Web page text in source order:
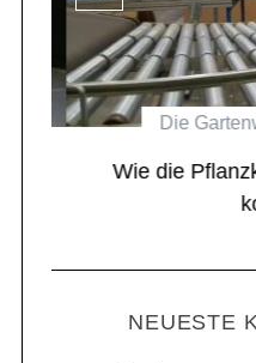
Die
Wie die
NEUESTE